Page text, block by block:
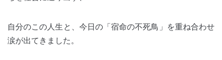
自分のこの人生と、今日の「宿命の不死鳥」を重ね合わせ
涙が出てきました。